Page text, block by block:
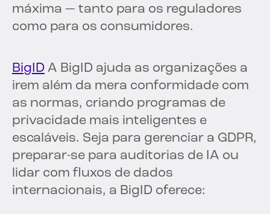
máxima — tanto para os reguladores
como para os consumidores.
BigID A BigID ajuda as organizações a
irem além da mera conformidade com
as normas, criando programas de
privacidade mais inteligentes e
escaláveis. Seja para gerenciar a GDPR,
preparar-se para auditorias de IA ou
lidar com fluxos de dados
internacionais, a BigID oferece: